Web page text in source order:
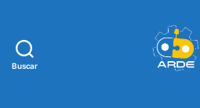
Buscar